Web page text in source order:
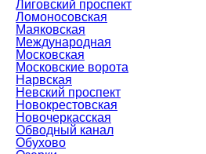
Лиговский проспект
Ломоносовская
Маяковская
Международная
Московская
Московские ворота
Нарвская
Невский проспект
Новокрестовская
Новочеркасская
Обводный канал
Обухово